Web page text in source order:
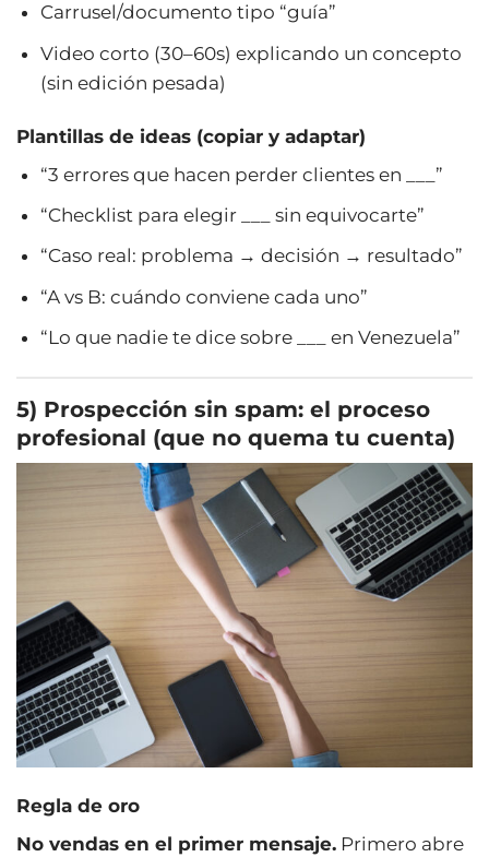
Carrusel/documento tipo “guía”
Video corto (30–60s) explicando un concepto
(sin edición pesada)
Plantillas de ideas (copiar y adaptar)
“3 errores que hacen perder clientes en ___”
“Checklist para elegir ___ sin equivocarte”
“Caso real: problema → decisión → resultado”
“A vs B: cuándo conviene cada uno”
“Lo que nadie te dice sobre ___ en Venezuela”
5) Prospección sin spam: el proceso
profesional (que no quema tu cuenta)
Regla de oro
No vendas en el primer mensaje. Primero abre